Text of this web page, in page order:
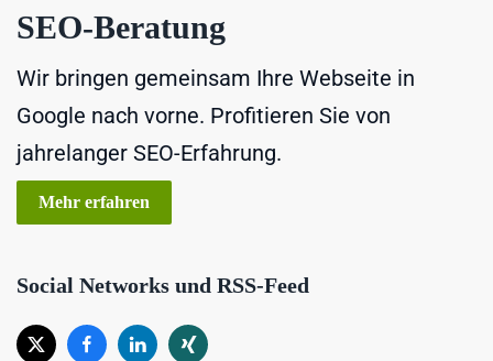
SEO-Beratung
Wir bringen gemeinsam Ihre Webseite in
Google nach vorne. Profitieren Sie von
jahrelanger SEO-Erfahrung.
Mehr erfahren
Social Networks und RSS-Feed